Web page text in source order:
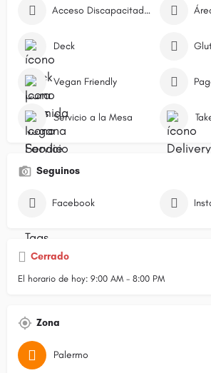
Acceso Discapacitados
Deck
Vegan Friendly
Servicio a la Mesa
Seguinos
Facebook
Cerrado
El horario de hoy: 9:00 AM - 8:00 PM
Zona
Palermo